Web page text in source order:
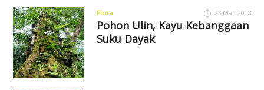
Flora 23 Mar 2018
Pohon Ulin, Kayu Kebanggaan
Suku Dayak